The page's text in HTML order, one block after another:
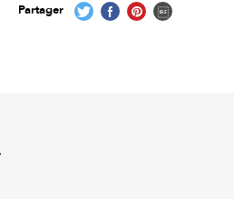
Partager